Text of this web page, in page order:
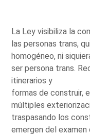
La Ley visibiliza la
las personas trans,
homogéneo, ni
ser persona trans.
itinerarios y
formas de construir,
múltiples
traspasando los
emergen del